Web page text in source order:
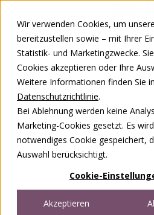
Wir verwenden Cookies, um
bereitzustellen sowie – mit Ihrer
Statistik- und Marketingzwecke.
Cookies akzeptieren oder Ihre
Weitere Informationen finden Sie
Datenschutzrichtlinie.
Bei Ablehnung werden keine
Marketing-Cookies gesetzt. Es
notwendiges Cookie gespeichert,
Auswahl berücksichtigt.
Cookie-
Akzeptieren
0848 00 77 88